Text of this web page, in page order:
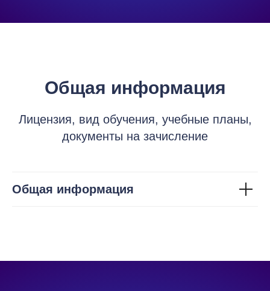
Общая информация
Лицензия, вид обучения, учебные планы,
документы на зачисление
Общая информация